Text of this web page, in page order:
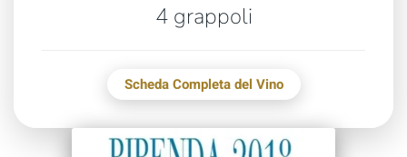
4 grappoli
Scheda Completa del Vino